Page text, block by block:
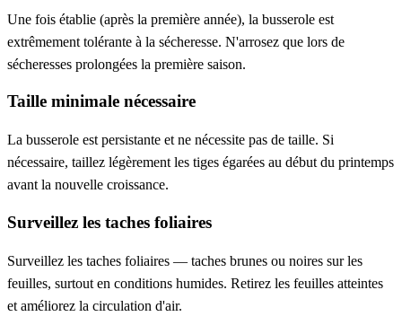
Une fois établie (après la première année), la busserole est
extrêmement tolérante à la sécheresse. N'arrosez que lors de
sécheresses prolongées la première saison.
Taille minimale nécessaire
La busserole est persistante et ne nécessite pas de taille. Si
nécessaire, taillez légèrement les tiges égarées au début du printemps
avant la nouvelle croissance.
Surveillez les taches foliaires
Surveillez les taches foliaires — taches brunes ou noires sur les
feuilles, surtout en conditions humides. Retirez les feuilles atteintes
et améliorez la circulation d'air.